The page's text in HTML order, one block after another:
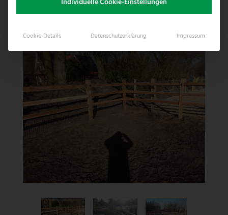
Individuelle Cookie-Einstellungen
Cookie-Details Datenschutzerklärung Impressum